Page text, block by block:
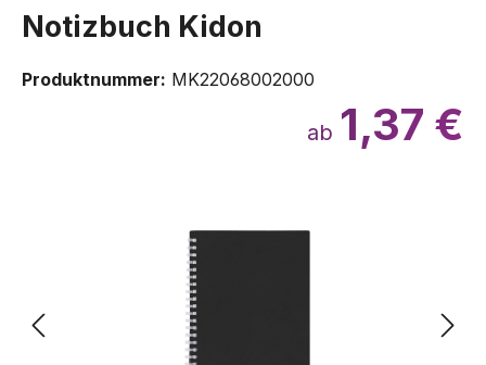
Notizbuch Kidon
Produktnummer: MK22068002000
ab 1,37 €